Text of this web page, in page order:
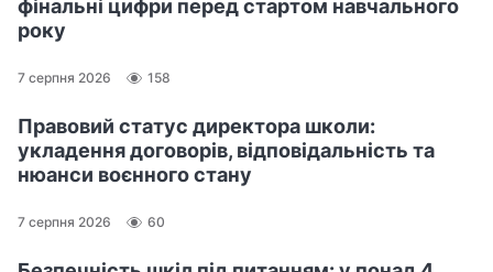
фінальні цифри перед стартом навчального
року
7 серпня 2026 158
Правовий статус директора школи:
укладення договорів, відповідальність та
нюанси воєнного стану
7 серпня 2026 60